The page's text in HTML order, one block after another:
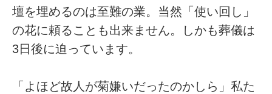
壇を埋めるのは至難の業。当然「使い回し」
の花に頼ることも出来ません。しかも葬儀は
3日後に迫っています。
「よほど故人が菊嫌いだったのかしら」私た